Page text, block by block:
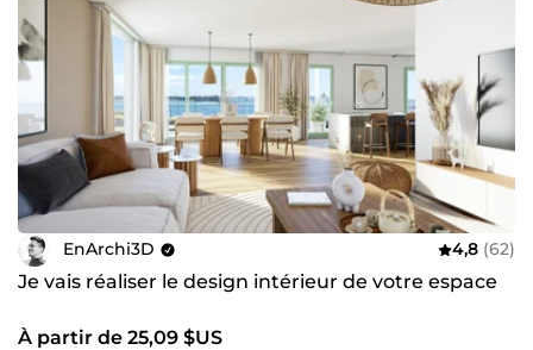
EnArchi3D 4,8 (62)
Je vais réaliser le design intérieur de votre espace
À partir de 25,09 $US